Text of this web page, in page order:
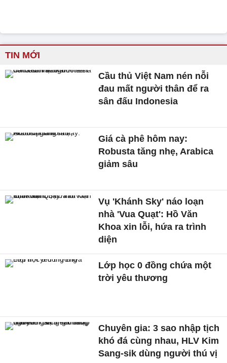
TIN MỚI
Cầu thủ Việt Nam nén nỗi
đau mất người thân để ra
sân đấu Indonesia
Giá cà phê hôm nay:
Robusta tăng nhẹ, Arabica
giảm sâu
Vụ 'Khánh Sky' náo loạn
nhà 'Vua Quạt': Hồ Văn
Khoa xin lỗi, hứa ra trình
diện
Lớp học 0 đồng chứa một
trời yêu thương
Chuyên gia: 3 sao nhập tịch
khó đá cùng nhau, HLV Kim
Sang-sik dùng người thú vị